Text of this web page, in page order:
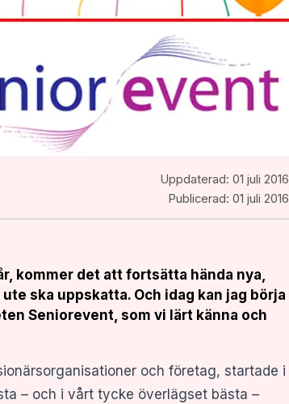
Uppdaterad: 01 juli 2016
Publicerad: 01 juli 2016
, kommer det att fortsätta hända nya,
ska uppskatta. Och idag kan jag börja
Seniorevent, som vi lärt känna och
och företag, startade i
– och i vårt tycke överlägset bästa –